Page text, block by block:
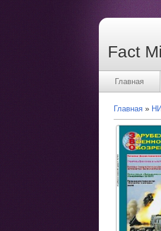
Fact
Главная
Главная